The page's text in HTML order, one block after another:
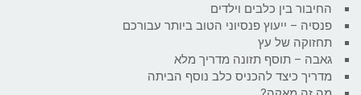
החיבור בין כלבים וילדים
פנסיה – ייעוץ פנסיוני הטוב ביותר עבורכם
תחזוקה של עץ
גאבה – תוסף תזונה מדריך מלא
מדריך כיצד להכניס כלב נוסף הביתה